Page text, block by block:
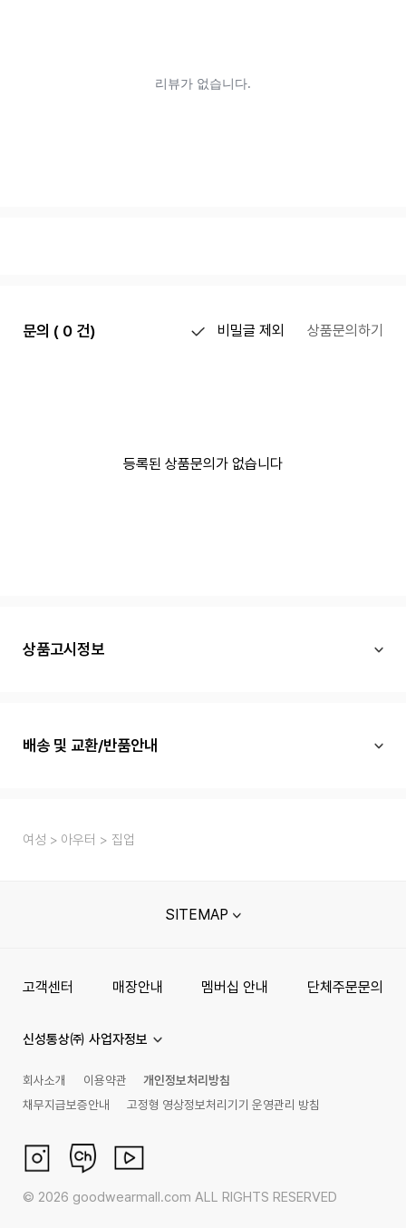
문의 ( 0 건) 비밀글 제외 상품문의하기
등록된 상품문의가 없습니다
상품고시정보
배송 및 교환/반품안내
여성 아우터 집업
SITEMAP
고객센터 매장안내 멤버십 안내 단체주문문의
신성통상㈜ 사업자정보
회사소개 이용약관
개인정보처리방침
채무지급보증안내
고정형 영상정보처리기기 운영관리 방침
© 2026 goodwearmall.com ALL RIGHTS RESERVED